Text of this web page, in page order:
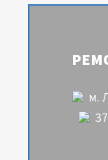
м.